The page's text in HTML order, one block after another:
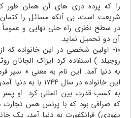
را که پرده دری های آن همان طور
شریعت است، بی آنکه مسائل را کتمان
در سطح نظری راه حلی نهایی و عموماً
آن دو تحمیل نماید.
۱۰- اولین شخصی در این خانواده که
به دنیا آمد. این نام به معنی « سپر
این خانواده در سال
به کسب قدرت بین المللی کرد. او
که صرافی بود که با پرنس هس تجارت
یهودی) فرانکفورت به دنیا آمد، یک